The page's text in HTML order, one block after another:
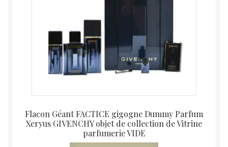
Flacon Géant FACTICE gigogne Dummy Parfum
Xeryus GIVENCHY objet de collection de Vitrine
parfumerie VIDE